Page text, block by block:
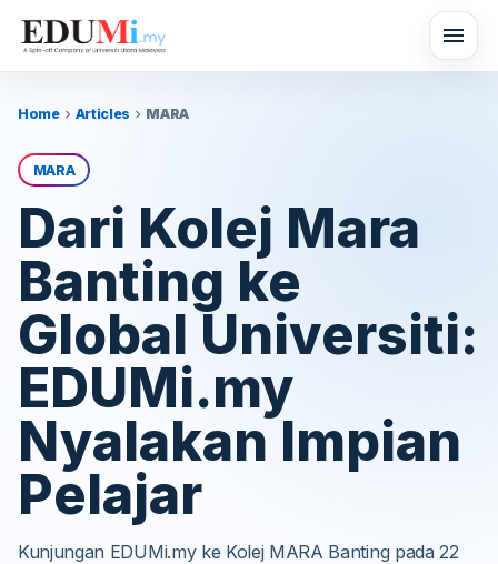
menu
Homechevron_right Articles chevron_right MARA
MARA
Dari Kolej Mara
Banting ke
Global Universiti:
EDUMi.my
Nyalakan Impian
Pelajar
Kunjungan EDUMi.my ke Kolej MARA Banting pada 22